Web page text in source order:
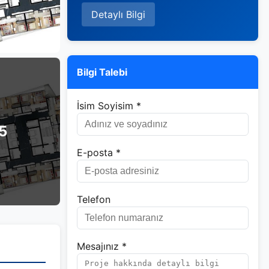
Detaylı Bilgi
Bilgi Talebi
İsim Soyisim *
E-posta *
Telefon
Mesajınız *